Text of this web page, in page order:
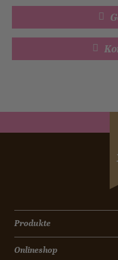
Produkte
Onlineshop